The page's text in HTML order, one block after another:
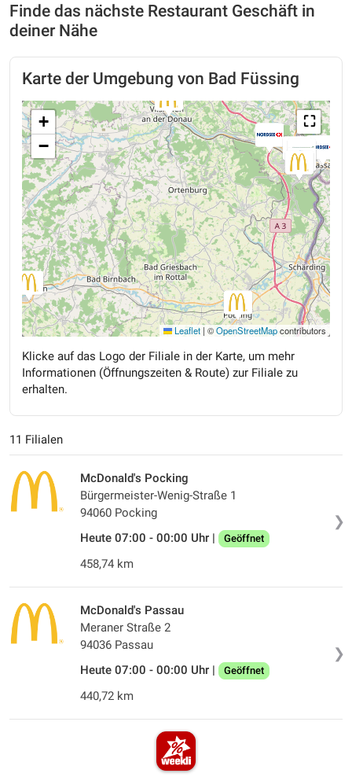
Finde das nächste Restaurant Geschäft in
deiner Nähe
Karte der Umgebung von Bad Füssing
⛶
+
−
Leaflet | ©OpenStreetMapcontributors
Klicke auf das Logo der Filiale in der Karte, um mehr
Informationen (Öffnungszeiten & Route) zur Filiale zu
erhalten.
11 Filialen
❯
McDonald's Pocking
Bürgermeister-Wenig-Straße 1
94060 Pocking
Heute 07:00 - 00:00 Uhr |
Geöffnet
458,74 km
❯
McDonald's Passau
Meraner Straße 2
94036 Passau
Heute 07:00 - 00:00 Uhr |
Geöffnet
440,72 km